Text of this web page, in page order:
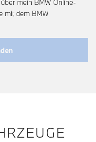
mein BMW Online-
mit dem BMW
Fußnote: Widerruf der